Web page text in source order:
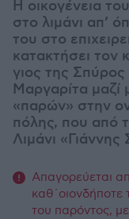
H οικογένεια
στο λιμάνι απ’
του στο
κατακτήσει
γιος της Σπύρος
Μαργαρίτα μαζί
«παρών» στην
πόλης, που από
Λιμάνι
Απαγορεύεται
του παρόντος, με